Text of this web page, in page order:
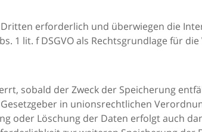
erforderlich und überwiegen die
1 lit. f DSGVO als Rechtsgrundlage für
sobald der Zweck der Speicherung
in unionsrechtlichen
oder Löschung der Daten erfolgt auch